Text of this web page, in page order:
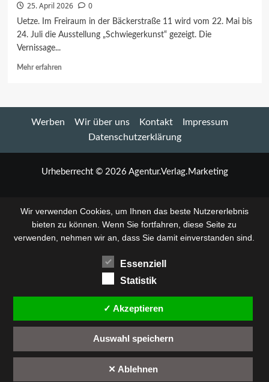
25. April 2026 0
Uetze. Im Freiraum in der Bäckerstraße 11 wird vom 22. Mai bis
24. Juli die Ausstellung „Schwiegerkunst“ gezeigt. Die
Vernissage...
Mehr erfahrenMehr
22.
Ausstellung
Werben Wir über uns Kontakt
Impressum
Datenschutzerklärung
Urheberrecht © 2026 Agentur.Verlag.Marketing
Wir verwenden Cookies, um Ihnen das beste Nutzererlebnis
bieten zu können. Wenn Sie fortfahren, diese Seite zu
verwenden, nehmen wir an, dass Sie damit einverstanden sind.
Essenziell
Statistik
✓ Akzeptieren
Auswahl speichern
✕ Ablehnen